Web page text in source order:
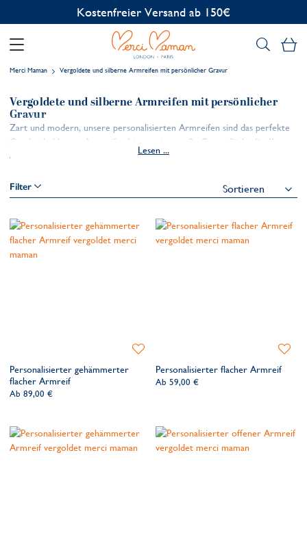
Kostenfreier Versand ab 150€
Merci Maman Vergoldete und silberne Armreifen mit persönlicher Gravur
Vergoldete und silberne Armreifen mit persönlicher
Gravur
Lesen ...
Zart und modern, unsere personalisierten Armreifen sind das perfekte
Geschenk. Unsere Armreifen bieten eine große Gravurfläche für Ihre
einzigartige, handgravierte Botschaft und können einzeln oder in
Filter
Personalisierter gehämmerter
flacher Armreif
Ab 89,00 €
Zur
hinzufügenPersonalisierter flacher Armreif
Ab 59,00 €
Zur